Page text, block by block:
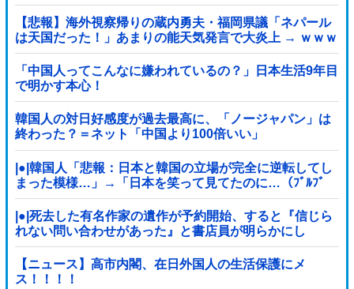
【悲報】海外視察帰りの蔵内勇夫・福岡県議「ネパール
は天国だった！」あまりの能天気発言で大炎上 → ｗｗｗ
ｗｗｗｗｗｗｗｗｗｗｗ
「中国人ってこんなに嫌われているの？」日本生活9年目
で明かす本心！
韓国人の対日好感度が過去最高に、「ノージャパン」は
終わった？＝ネット「中国より100倍いい」
|●|韓国人「悲報：日本と韓国の立場が完全に逆転してし
まった模様…」→「日本を笑って見てたのに…（ﾌﾞﾙﾌﾞ
ﾙ」＝韓国の反応
|●|死去した有名作家の遺作が予約開始、すると『信じら
れない問い合わせがあった』と書店員が明らかにし
て……
【ニュース】高市内閣、在日外国人の生活保護にメ
ス！！！！